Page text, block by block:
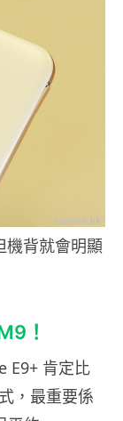
背就會明顯
！
E9+ 肯定比
，最重要係